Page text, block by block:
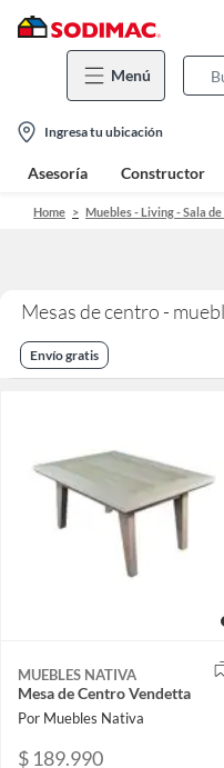
Menú
location-
icon
Ingresa tu ubicación
Asesoría Constructor
Home Muebles - Living - Sala
Mesas de centro -
Envío gratis
MUEBLES NATIVA
Mesa de Centro Vendetta
Por Muebles Nativa
$ 189.990